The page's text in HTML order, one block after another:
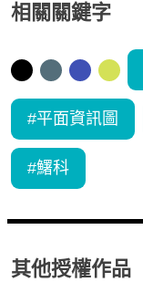
相關關鍵字
#平面資訊圖
#鱰科
其他授權作品